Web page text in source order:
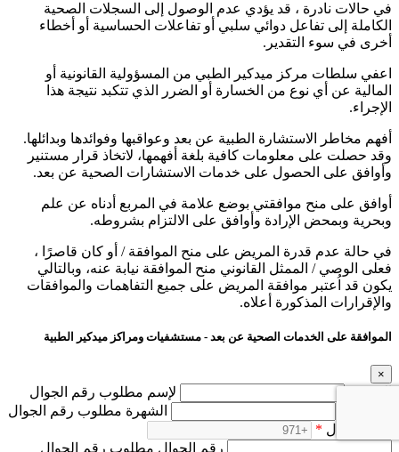
في حالات نادرة ، قد يؤدي عدم الوصول إلى السجلات الصحية
الكاملة إلى تفاعل دوائي سلبي أو تفاعلات الحساسية أو أخطاء
أخرى في سوء التقدير.
اعفي سلطات مركز ميدكير الطبي من المسؤولية القانونية أو
المالية عن أي نوع من الخسارة أو الضرر الذي تتكبد نتيجة هذا
الإجراء.
أفهم مخاطر الاستشارة الطبية عن بعد وعواقبها وفوائدها وبدائلها.
وقد حصلت على معلومات كافية بلغة أفهمها، لاتخاذ قرار مستنير
وأوافق على الحصول على خدمات الاستشارات الصحية عن بعد.
أوافق على منح موافقتي بوضع علامة في المربع أدناه عن علم
وبحرية وبمحض الإرادة وأوافق على الالتزام بشروطه.
في حالة عدم قدرة المريض على منح الموافقة / أو كان قاصرًا ،
فعلى الوصي / الممثل القانوني منح الموافقة نيابة عنه، وبالتالي
يكون قد اُعتبر موافقة المريض على جميع التفاهمات والموافقات
والإقرارات المذكورة أعلاه.
الموافقة على الخدمات الصحية عن بعد - مستشفيات ومراكز ميدكير الطبية
×
لإسم مطلوب رقم الجوال
الشهرة مطلوب رقم الجوال
رقم الجوال *
رقم الجوال مطلوب رقم الجوال